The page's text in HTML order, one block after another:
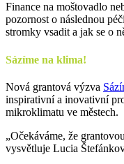
Finance na moštovadlo
pozornost o následnou
stromky vsadit a jak se o
Sázíme na klima!
Nová grantová výzva
inspirativní a inovativní
mikroklimatu ve městech.
„Očekáváme, že
vysvětluje Lucia